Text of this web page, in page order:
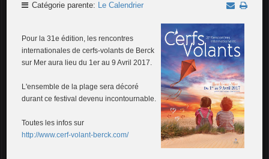
Catégorie parente: Le Calendrier
Pour la 31e édition, les rencontres
internationales de cerfs-volants de Berck
sur Mer aura lieu du 1er au 9 Avril 2017.
L'ensemble de la plage sera décoré
durant ce festival devenu incontournable.
Toutes les infos sur
http://www.cerf-volant-berck.com/